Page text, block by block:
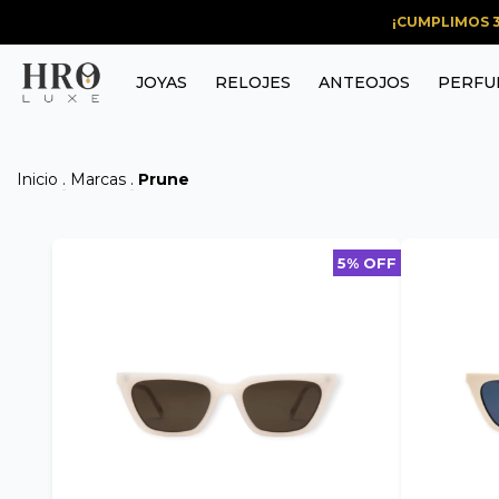
¡CUMPLIMOS
JOYAS RELOJES ANTEOJOS
Inicio . Marcas . Prune
5% OFF